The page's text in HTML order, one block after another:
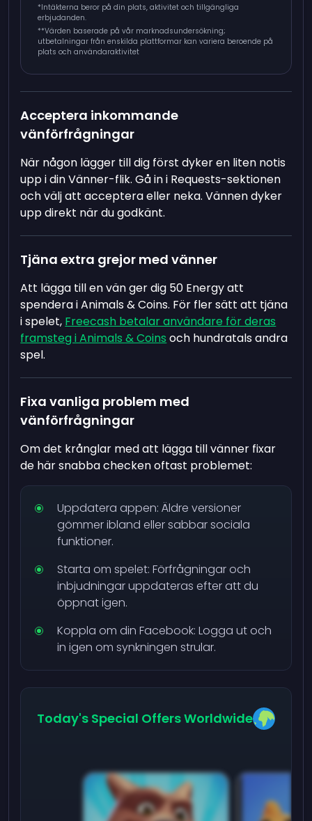
*Intäkterna beror på din plats, aktivitet och tillgängliga
erbjudanden.
**Värden baserade på vår marknadsundersökning;
utbetalningar från enskilda plattformar kan variera beroende på
plats och användaraktivitet
Acceptera inkommande
vänförfrågningar
När någon lägger till dig först dyker en liten notis
upp i din Vänner-flik. Gå in i Requests-sektionen
och välj att acceptera eller neka. Vännen dyker
upp direkt när du godkänt.
Tjäna extra grejor med vänner
Att lägga till en vän ger dig 50 Energy att
spendera i Animals & Coins. För fler sätt att tjäna
i spelet, Freecash betalar användare för deras
framsteg i Animals & Coins och hundratals andra
spel.
Fixa vanliga problem med
vänförfrågningar
Om det krånglar med att lägga till vänner fixar
de här snabba checken oftast problemet:
Uppdatera appen: Äldre versioner
gömmer ibland eller sabbar sociala
funktioner.
Starta om spelet: Förfrågningar och
inbjudningar uppdateras efter att du
öppnat igen.
Koppla om din Facebook: Logga ut och
in igen om synkningen strular.
Today's Special Offers Worldwide